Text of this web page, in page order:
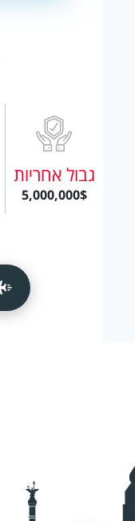
גבול אחריות
5,000,000$